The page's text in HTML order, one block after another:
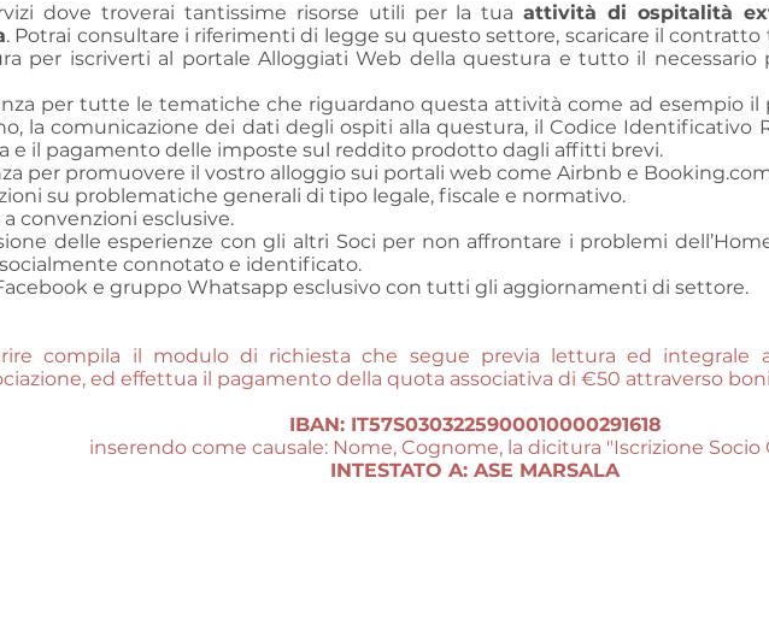
dove troverai tantissime risorse utili per la tuaattività di ospitalità
. Potrai consultare i riferimenti di legge su questo settore, scaricare il
per iscriverti al portale Alloggiati Web della questura e tutto il necessario
per tutte le tematiche che riguardano questa attività come ad esempio
la comunicazione dei dati degli ospiti alla questura, il Codice Identificativo
e il pagamento delle imposte sul reddito prodotto dagli affitti brevi.
per promuovere il vostro alloggio sui portali web come Airbnb e B
su problematiche generali di tipo legale, fiscale e normativo.
a convenzioni esclusive.
delle esperienze con gli altri Soci per non affrontare i problemi
connotato e identificato.
e gruppo Whatsapp esclusivo con tutti gli aggiornamenti di settore.
compila il modulo di richiesta che segue previa lettura ed integrale
ed effettua il pagamento della quota associativa di €50 attraverso
IBAN: IT57S0303225900010000291618
inserendo come causale: Nome, Cognome, la dicitura "Iscrizione Socio
INTESTATO A: ASE MARSALA